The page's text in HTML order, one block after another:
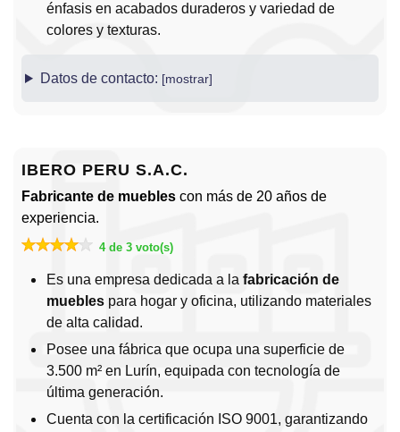
énfasis en acabados duraderos y variedad de
colores y texturas.
Datos de contacto:
IBERO PERU S.A.C.
Fabricante de muebles con más de 20 años de
experiencia.
4 de 3 voto(s)
Es una empresa dedicada a la fabricación de
muebles para hogar y oficina, utilizando materiales
de alta calidad.
Posee una fábrica que ocupa una superficie de
3.500 m² en Lurín, equipada con tecnología de
última generación.
Cuenta con la certificación ISO 9001, garantizando